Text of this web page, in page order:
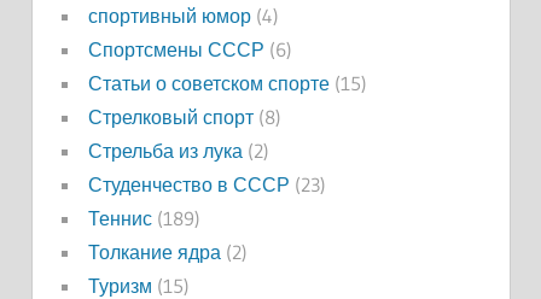
спортивный юмор(4)
Спортсмены СССР (6)
Статьи о советском спорте(15)
Стрелковый спорт(8)
Стрельба из лука (2)
Студенчество в СССР (23)
Теннис(189)
Толкание ядра (2)
Туризм (15)